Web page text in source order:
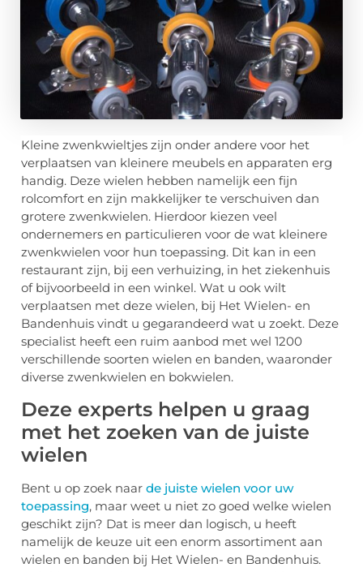
Kleine zwenkwieltjes zijn onder andere voor het
verplaatsen van kleinere meubels en apparaten erg
handig. Deze wielen hebben namelijk een fijn
rolcomfort en zijn makkelijker te verschuiven dan
grotere zwenkwielen. Hierdoor kiezen veel
ondernemers en particulieren voor de wat kleinere
zwenkwielen voor hun toepassing. Dit kan in een
restaurant zijn, bij een verhuizing, in het ziekenhuis
of bijvoorbeeld in een winkel. Wat u ook wilt
verplaatsen met deze wielen, bij Het Wielen- en
Bandenhuis vindt u gegarandeerd wat u zoekt. Deze
specialist heeft een ruim aanbod met wel 1200
verschillende soorten wielen en banden, waaronder
diverse zwenkwielen en bokwielen.
Deze experts helpen u graag
met het zoeken van de juiste
wielen
Bent u op zoek naar de juiste wielen voor uw
toepassing, maar weet u niet zo goed welke wielen
geschikt zijn? Dat is meer dan logisch, u heeft
namelijk de keuze uit een enorm assortiment aan
wielen en banden bij Het Wielen- en Bandenhuis.